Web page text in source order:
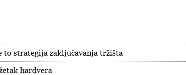
strategija zaključavanja tržišta
hardvera